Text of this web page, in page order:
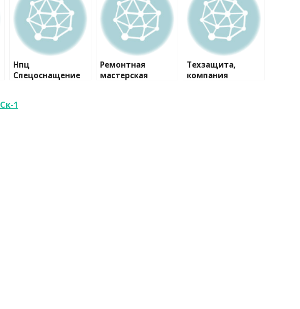
Нпц
Спецоснащение
Ремонтная
мастерская
Техзащита,
компания
Ск-1